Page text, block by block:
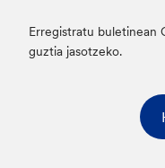
Erregistratu buletinean
guztia jasotzeko.